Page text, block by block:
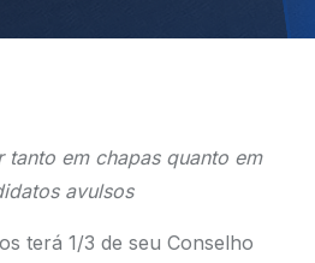
tanto em chapas quanto em
avulsos
terá 1/3 de seu Conselho